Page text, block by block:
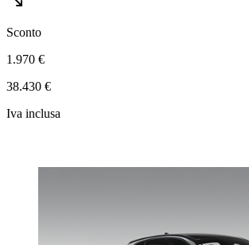
Sconto
1.970 €
38.430 €
Iva inclusa